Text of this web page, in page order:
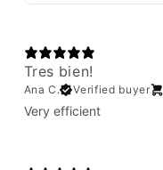
Tres bien!
Ana C. Verified buyer
Very efficient